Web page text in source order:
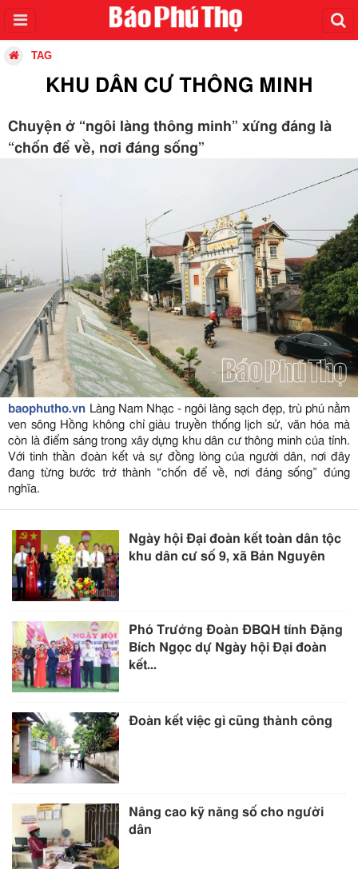
TAG
KHU DÂN CƯ THÔNG MINH
Chuyện ở “ngôi làng thông minh” xứng đáng là
“chốn để về, nơi đáng sống”
baophutho.vn Làng Nam Nhạc - ngôi làng sạch đẹp, trù phú nằm
ven sông Hồng không chỉ giàu truyền thống lịch sử, văn hóa mà
còn là điểm sáng trong xây dựng khu dân cư thông minh của tỉnh.
Với tinh thần đoàn kết và sự đồng lòng của người dân, nơi đây
đang từng bước trở thành “chốn để về, nơi đáng sống” đúng
nghĩa.
Ngày hội Đại đoàn kết toàn dân tộc
khu dân cư số 9, xã Bản Nguyên
Phó Trưởng Đoàn ĐBQH tỉnh Đặng
Bích Ngọc dự Ngày hội Đại đoàn
kết...
Đoàn kết việc gì cũng thành công
Nâng cao kỹ năng số cho người
dân